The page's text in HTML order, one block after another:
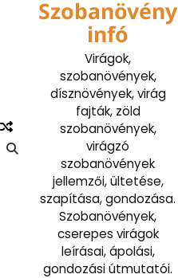
Szobanövény
infó
Virágok,
szobanövények,
dísznövények, virág
fajták, zöld
szobanövények,
virágzó
szobanövények
jellemzői, ültetése,
szapítása, gondozása.
Szobanövények,
cserepes virágok
leírásai, ápolási,
gondozási útmutatói.